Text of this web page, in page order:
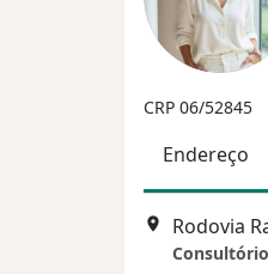
CRP 06/52845
Endereço
Rodovia